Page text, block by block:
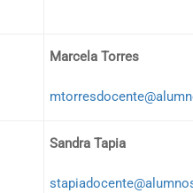
Marcela Torres
Sandra Tapia